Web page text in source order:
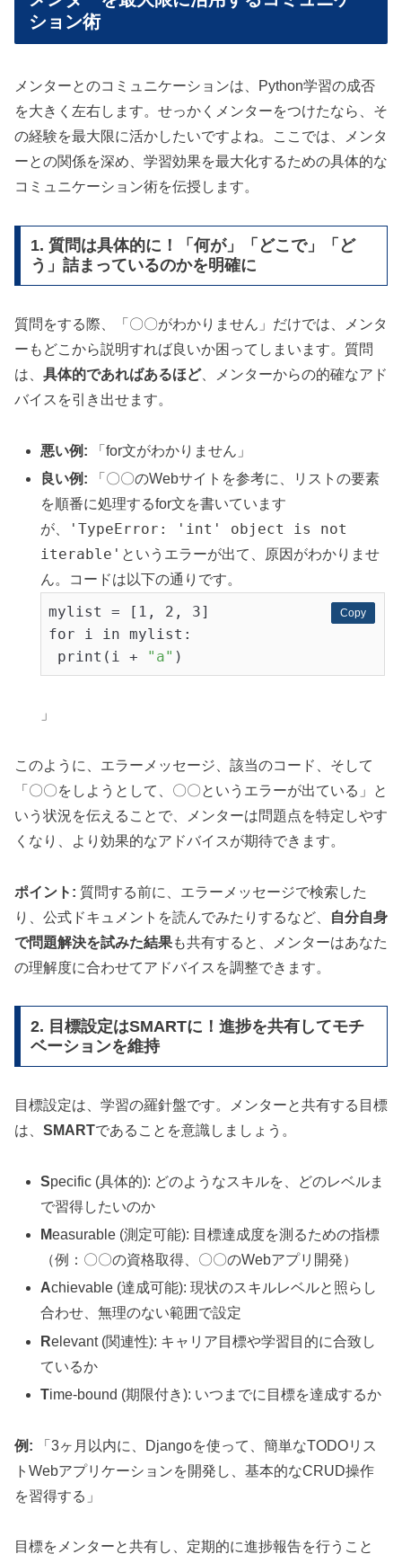
ション術
メンターとのコミュニケーションは、Python学習の成否
を大きく左右します。せっかくメンターをつけたなら、そ
の経験を最大限に活かしたいですよね。ここでは、メンタ
ーとの関係を深め、学習効果を最大化するための具体的な
コミュニケーション術を伝授します。
1. 質問は具体的に！「何が」「どこで」「ど
う」詰まっているのかを明確に
質問をする際、「〇〇がわかりません」だけでは、メンタ
ーもどこから説明すれば良いか困ってしまいます。質問
は、 具体的であればあるほど、メンターからの的確なアド
バイスを引き出せます。
悪い例: 「for文がわかりません」
良い例: 「〇〇のWebサイトを参考に、リストの要素
を順番に処理するfor文を書いています
が、
'TypeError: 'int' object is not
iterable' というエラーが出て、原因がわかりませ
ん。コードは以下の通りです。
Copy
Copy
mylist = [1, 2, 3]
for i in mylist:
print(i + "a"
」
このように、エラーメッセージ、該当のコード、そして
「〇〇をしようとして、〇〇というエラーが出ている」と
いう状況を伝えることで、メンターは問題点を特定しやす
くなり、より効果的なアドバイスが期待できます。
ポイント: 質問する前に、エラーメッセージで検索した
り、公式ドキュメントを読んでみたりするなど、
自分自身
で問題解決を試みた結果も共有すると、メンターはあなた
の理解度に合わせてアドバイスを調整できます。
2. 目標設定はSMARTに！進捗を共有してモチ
ベーションを維持
目標設定は、学習の羅針盤です。メンターと共有する目標
は、 SMARTであることを意識しましょう。
Specific (具体的): どのようなスキルを、どのレベルま
で習得したいのか
Measurable (測定可能): 目標達成度を測るための指標
（例：〇〇の資格取得、〇〇のWebアプリ開発）
Achievable (達成可能): 現状のスキルレベルと照らし
合わせ、無理のない範囲で設定
Relevant (関連性): キャリア目標や学習目的に合致し
ているか
Time-bound (期限付き): いつまでに目標を達成するか
例: 「3ヶ月以内に、Djangoを使って、簡単なTODOリス
トWebアプリケーションを開発し、基本的なCRUD操作
を習得する」
目標をメンターと共有し、定期的に進捗報告を行うこと